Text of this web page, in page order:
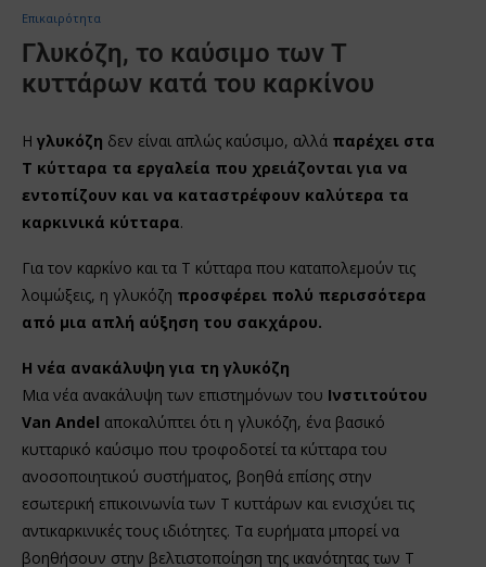
Επικαιρότητα
Γλυκόζη, το καύσιμο των Τ
κυττάρων κατά του καρκίνου
Η γλυκόζη δεν είναι απλώς καύσιμο, αλλά παρέχει στα
Τ κύτταρα τα εργαλεία που χρειάζονται για να
εντοπίζουν και να καταστρέφουν καλύτερα τα
καρκινικά κύτταρα.
Για τον καρκίνο και τα Τ κύτταρα που καταπολεμούν τις
λοιμώξεις, η γλυκόζη προσφέρει πολύ περισσότερα
από μια απλή αύξηση του σακχάρου.
Η νέα ανακάλυψη για τη γλυκόζη
Μια νέα ανακάλυψη των επιστημόνων του Ινστιτούτου
Van Andel αποκαλύπτει ότι η γλυκόζη, ένα βασικό
κυτταρικό καύσιμο που τροφοδοτεί τα κύτταρα του
ανοσοποιητικού συστήματος, βοηθά επίσης στην
εσωτερική επικοινωνία των Τ κυττάρων και ενισχύει τις
αντικαρκινικές τους ιδιότητες. Τα ευρήματα μπορεί να
βοηθήσουν στην βελτιστοποίηση της ικανότητας των Τ